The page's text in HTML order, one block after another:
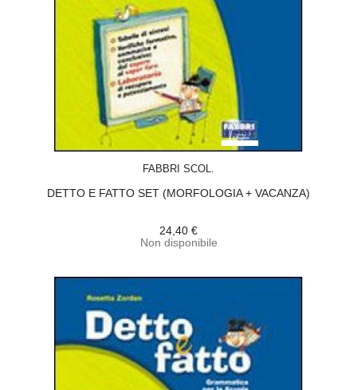
FABBRI SCOL.
DETTO E FATTO SET (MORFOLOGIA + VACANZA)
24,40 €
Non disponibile